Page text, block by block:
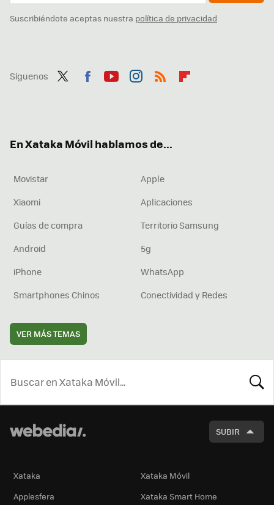
Suscribiéndote aceptas nuestra política de privacidad
Síguenos
En Xataka Móvil hablamos de...
Movistar
Apple
Xiaomi
Aplicaciones
Guías de compra
Territorio Samsung
Android
5g
iPhone
WhatsApp
Smartphones Chinos
Conectividad y Redes
VER MÁS TEMAS
SUBIR
Xataka
Xataka Móvil
Applesfera
Xataka Smart Home